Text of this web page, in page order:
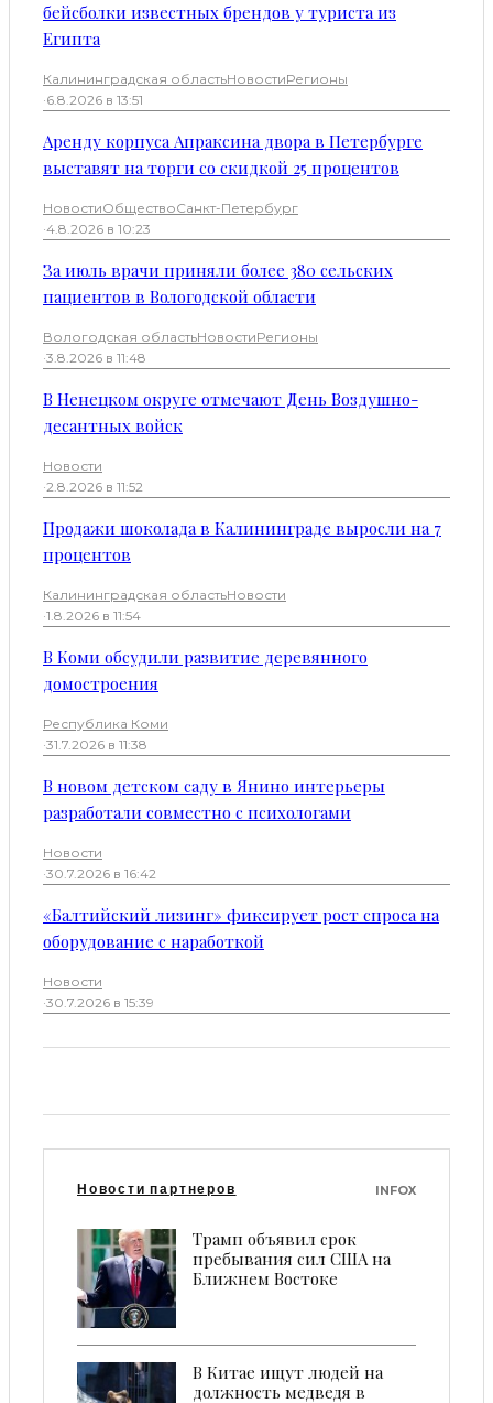
бейсболки известных брендов у туриста из
Египта
Калининградская областьНовостиРегионы
·6.8.2026 в 13:51
Аренду корпуса Апраксина двора в Петербурге
выставят на торги со скидкой 25 процентов
НовостиОбществоСанкт-Петербург
·4.8.2026 в 10:23
За июль врачи приняли более 380 сельских
пациентов в Вологодской области
Вологодская областьНовостиРегионы
·3.8.2026 в 11:48
В Ненецком округе отмечают День Воздушно-
десантных войск
Новости
·2.8.2026 в 11:52
Продажи шоколада в Калининграде выросли на 7
процентов
Калининградская областьНовости
·1.8.2026 в 11:54
В Коми обсудили развитие деревянного
домостроения
Республика Коми
·31.7.2026 в 11:38
В новом детском саду в Янино интерьеры
разработали совместно с психологами
Новости
·30.7.2026 в 16:42
«Балтийский лизинг» фиксирует рост спроса на
оборудование с наработкой
Новости
·30.7.2026 в 15:39
Новости партнеров INFOX
Трамп объявил срок
пребывания сил США на
Ближнем Востоке
В Китае ищут людей на
должность медведя в